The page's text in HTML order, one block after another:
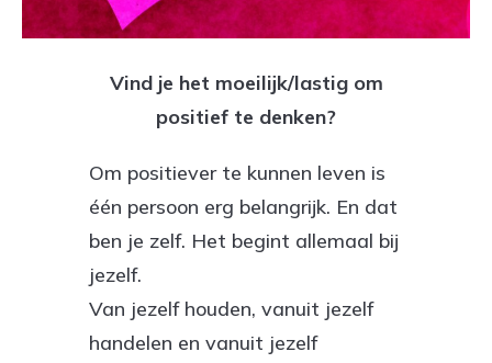
Vind je het moeilijk/lastig om
positief te denken?
Om positiever te kunnen leven is
één persoon erg belangrijk. En dat
ben je zelf. Het begint allemaal bij
jezelf.
Van jezelf houden, vanuit jezelf
handelen en vanuit jezelf